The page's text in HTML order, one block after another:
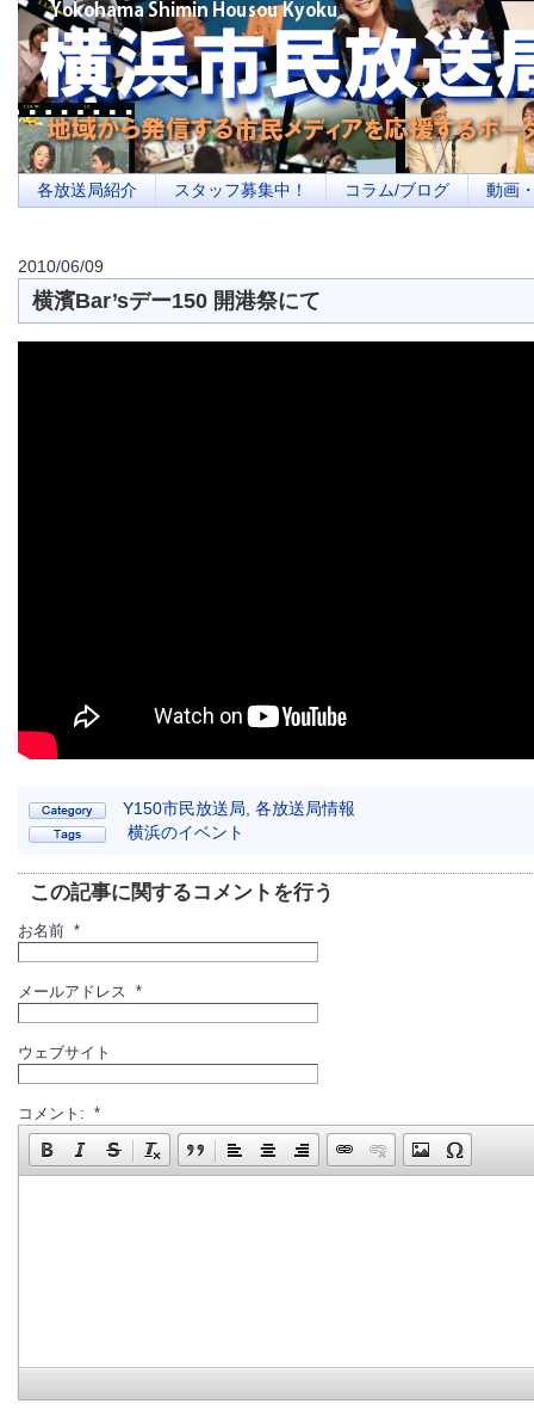
横浜の地域メディア、地域・市民・放送局・メディアを応援するポータルサ
を目指します
各放送局紹介 スタッフ募集中！ コラム/ブログ 動画
2010/06/09
横濱Bar’sデー150 開港祭にて
Y150市民放送局, 各放送局情報
横浜のイベント
この記事に関するコメントを行う
お名前 *
メールアドレス *
ウェブサイト
コメント: *